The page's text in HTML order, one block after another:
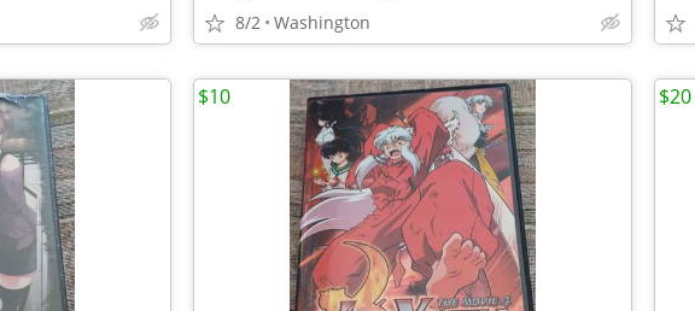
8/2 Washington
$10 $20